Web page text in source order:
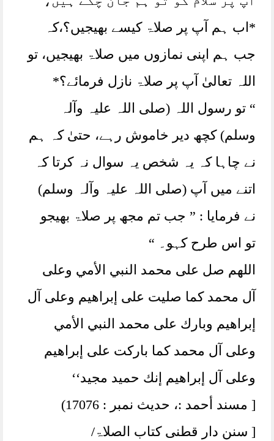
*اب ہم آپ پر صلاۃ کیسے بھیجیں؟،کہ
جب ہم اپنی نمازوں میں صلاۃ بھیجیں، تو
اللہ تعالیٰ آپ پر صلاۃ نازل فرمائے؟*
“ تو رسول اللہ (صلی اللہ علیہ وآلہ
وسلم) کچھ دیر خاموش رہے، حتیٰ کہ ہم
نے چاہا کہ یہ شخص یہ سوال نہ کرتا کہ
اتنے میں آپ (صلی اللہ علیہ وآلہ وسلم)
نے فرمایا : ” جب تم مجھ پر صلاۃ بھیجو
تو اس طرح کہو۔ “
اللهم صل على محمد النبي الأمي وعلى
آل محمد كما صليت على إبراهيم وعلى آل
إبراهيم وبارك على محمد النبي الأمي
وعلى آل محمد كما باركت على إبراهيم
وعلى آل إبراهيم إنك حميد مجيد‘‘
[ مسند أحمد :، حدیث نمبر : 17076)
[ سنن دار قطنی کتاب الصلاۃ/